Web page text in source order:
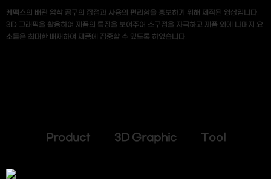
케맥스의 배관 압착 공구의 장점과 사용의 편리함을 홍보하기 위해 제작된 영상입니다.
3D 그래픽을 활용하여 제품의 특징을 보여주어 소구점을 자극하고 제품 외에 나머지 요
소들은 최대한 배재하여 제품에 집중할 수 있도록 하였습니다.
Product 3D Graphic Tool